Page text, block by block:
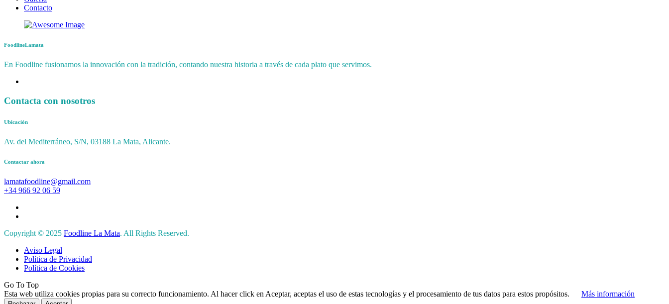
Contacto
FoodlineLamata
En Foodline fusionamos la innovación con la tradición, contando nuestra historia a través de cada plato que servimos.
Contacta con nosotros
Ubicación
Av. del Mediterráneo, S/N, 03188 La Mata, Alicante.
Contactar ahora
lamatafoodline@gmail.com
+34 966 92 06 59
Copyright © 2025 Foodline La Mata. All Rights Reserved.
Aviso Legal
Política de Privacidad
Política de Cookies
Go To Top
Esta web utiliza cookies propias para su correcto funcionamiento. Al hacer click en Aceptar, aceptas el uso de estas tecnologías y el procesamiento de tus datos para estos propósitos. Más información